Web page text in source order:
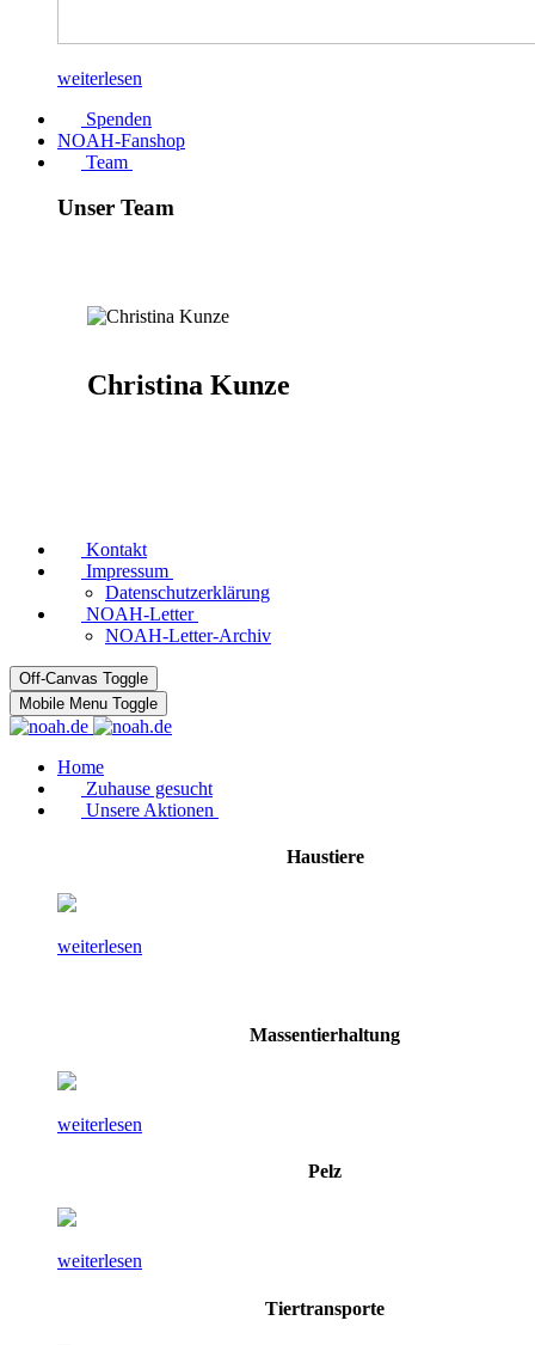
weiterlesen
Spenden
NOAH-Fanshop
Team
Unser Team
Christina Kunze
Kontakt
Impressum
Datenschutzerklärung
NOAH-Letter
NOAH-Letter-Archiv
Off-Canvas Toggle
Mobile Menu Toggle
Home
Zuhause gesucht
Unsere Aktionen
Haustiere
weiterlesen
Massentierhaltung
weiterlesen
Pelz
weiterlesen
Tiertransporte